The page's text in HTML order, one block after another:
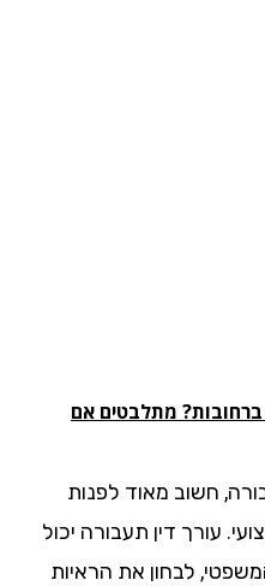
מתלבטים אם
מאוד לפנות
דין תעבורה יכול
לבחון את הראיות